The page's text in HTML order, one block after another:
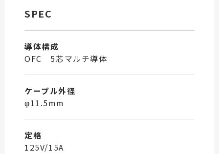
SPEC
導体構成
OFC 5芯マルチ導体
ケーブル外径
φ11.5mm
定格
125V/15A